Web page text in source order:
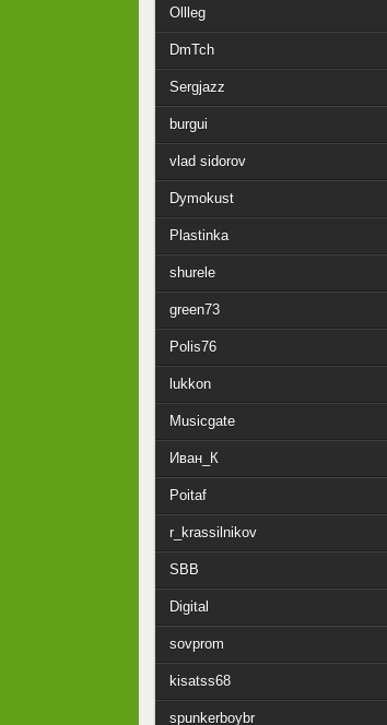
Ollleg
DmTch
Sergjazz
burgui
vlad sidorov
Dymokust
Plastinka
shurele
green73
Polis76
lukkon
Musicgate
Иван_К
Poitaf
r_krassilnikov
SBB
Digital
sovprom
kisatss68
spunkerboybr